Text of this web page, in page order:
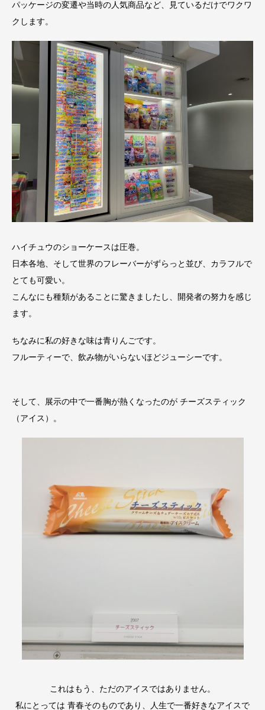
パッケージの変遷や当時の人気商品など、見ているだけでワクワ
クします。
ハイチュウのショーケースは圧巻。
日本各地、そして世界のフレーバーがずらっと並び、カラフルで
とても可愛い。
こんなにも種類があることに驚きましたし、開発者の努力を感じ
ます。
ちなみに私の好きな味は青りんごです。
フルーティーで、飲み物がいらないほどジューシーです。
そして、展示の中で一番胸が熱くなったのが チーズスティック
（アイス）。
これはもう、ただのアイスではありません。
私にとっては 青春そのものであり、人生で一番好きなアイスで